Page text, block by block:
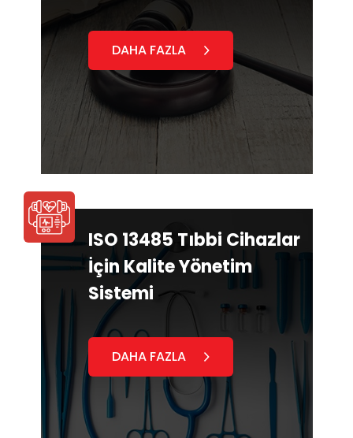
DAHA FAZLA
ISO 13485 Tıbbi Cihazlar
İçin Kalite Yönetim
Sistemi
DAHA FAZLA